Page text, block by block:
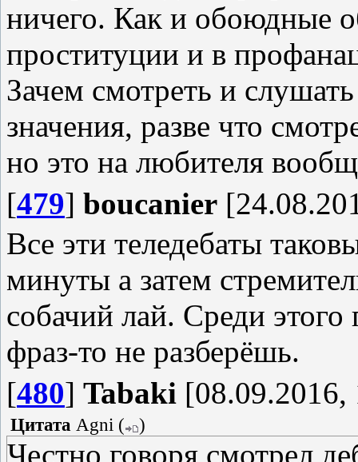
ничего. Как и обоюдные
проституции и в
Зачем смотреть и
значения, разве что
но это на любителя
[479] boucanier
Все эти теледебаты
минуты а затем
собачий лай. Среди этого
фраз-то не разберёшь.
[480] Tabaki [08.09.2016,
Цитата Agni ( )
Честно говоря смотрел